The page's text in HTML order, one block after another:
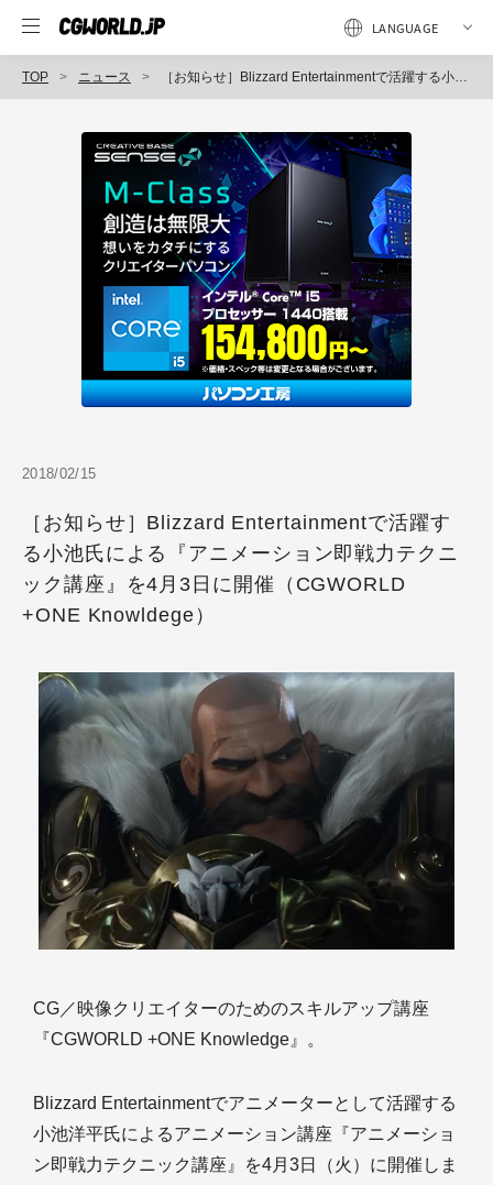
TOP ニュース ［お知らせ］Blizzard Entertainmentで活躍する小池氏による『アニメーション即戦力テクニック講座』を4月3日に開催（CGWORLD +ONE Knowldege）
2018/02/15
［お知らせ］Blizzard Entertainmentで活躍す
る小池氏による『アニメーション即戦力テクニ
ック講座』を4月3日に開催（CGWORLD
+ONE Knowldege）
CG／映像クリエイターのためのスキルアップ講座
『CGWORLD +ONE Knowledge』。
Blizzard Entertainmentでアニメーターとして活躍する
小池洋平氏によるアニメーション講座『アニメーショ
ン即戦力テクニック講座』を4月3日（火）に開催しま